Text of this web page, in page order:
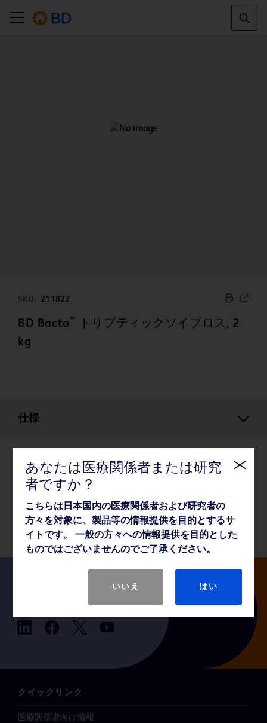
SKU: 211822
BD Bacto ™
トリプティックソイブロス, 2
kg
仕様
仕様
製品基本仕様
クイックリンク
医療関係者向け情報
あなたは医療関係者または研究
者ですか？
こちらは日本国内の医療関係者および研究者の
方々を対象に、製品等の情報提供を目的とするサ
イトです。 一般の方々への情報提供を目的とした
ものではございませんのでご了承ください。
いいえ はい